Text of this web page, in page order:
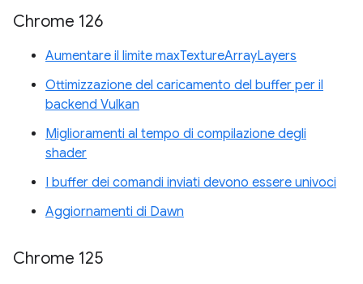
Chrome 126
Aumentare il limite maxTextureArrayLayers
Ottimizzazione del caricamento del buffer per il
backend Vulkan
Miglioramenti al tempo di compilazione degli
shader
I buffer dei comandi inviati devono essere univoci
Aggiornamenti di Dawn
Chrome 125